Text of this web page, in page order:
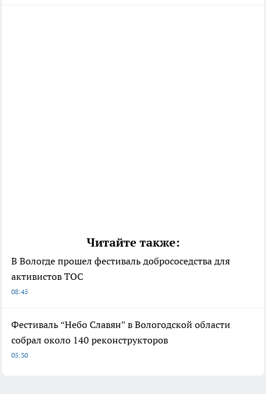
Читайте также:
В Вологде прошел фестиваль добрососедства для
активистов ТОС
08:45
Фестиваль “Небо Славян” в Вологодской области
собрал около 140 реконструкторов
05:30